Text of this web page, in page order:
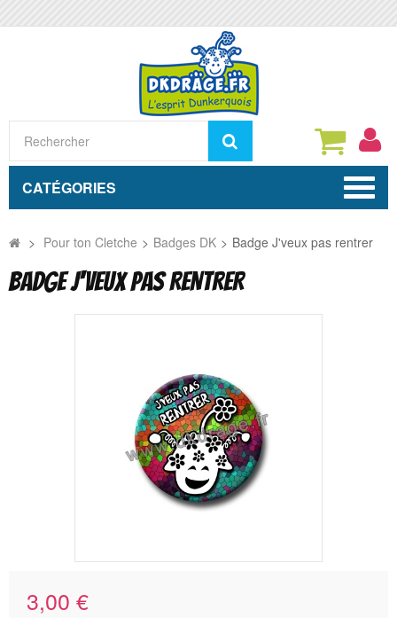
Rechercher
CATÉGORIES
> Pour ton Cletche > Badges DK > Badge J'veux pas rentrer
BADGE J'VEUX PAS RENTRER
3,00 €